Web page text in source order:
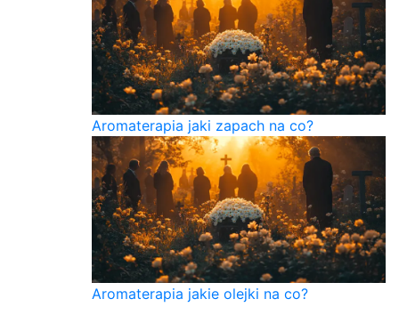
Aromaterapia jaki zapach na co?
Aromaterapia jakie olejki na co?